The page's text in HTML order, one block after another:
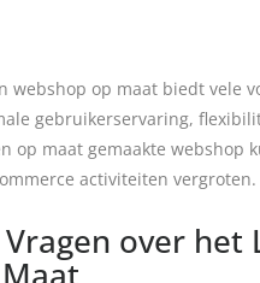
webshop op maat biedt vele
gebruikerservaring,
op maat gemaakte webshop
activiteiten vergroten.
over het